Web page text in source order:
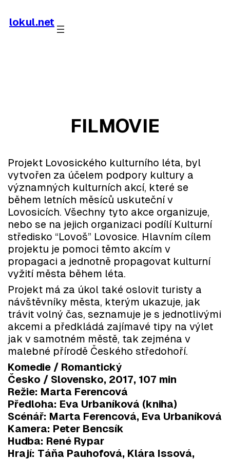
to
content
lokul.net
FILMOVIE
Projekt Lovosického kulturního léta, byl
vytvořen za účelem podpory kultury a
významných kulturních akcí, které se
během letních měsíců uskuteční v
Lovosicích. Všechny tyto akce organizuje,
nebo se na jejich organizaci podílí Kulturní
středisko “Lovoš” Lovosice. Hlavním cílem
projektu je pomoci těmto akcím v
propagaci a jednotně propagovat kulturní
vyžití města během léta.
Projekt má za úkol také oslovit turisty a
návštěvníky města, kterým ukazuje, jak
trávit volný čas, seznamuje je s jednotlivými
akcemi a předkládá zajímavé tipy na výlet
jak v samotném městě, tak zejména v
malebné přírodě Českého středohoří.
Komedie / Romantický
Česko / Slovensko, 2017, 107 min
Režie: Marta Ferencová
Předloha: Eva Urbaníková (kniha)
Scénář: Marta Ferencová, Eva Urbaníková
Kamera: Peter Bencsík
Hudba: René Rypar
Hrají: Táňa Pauhofová, Klára Issová,